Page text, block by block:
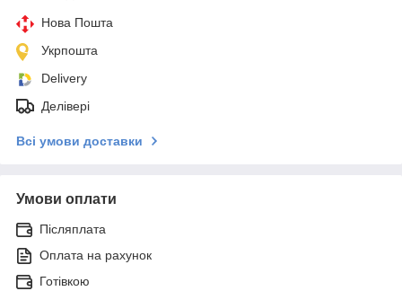
Нова Пошта
Укрпошта
Delivery
Делівері
Всі умови доставки
Умови оплати
Післяплата
Оплата на рахунок
Готівкою